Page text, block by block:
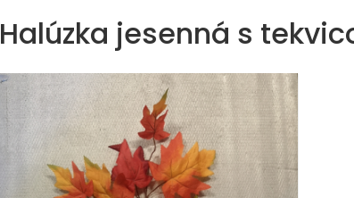
Halúzka jesenná s